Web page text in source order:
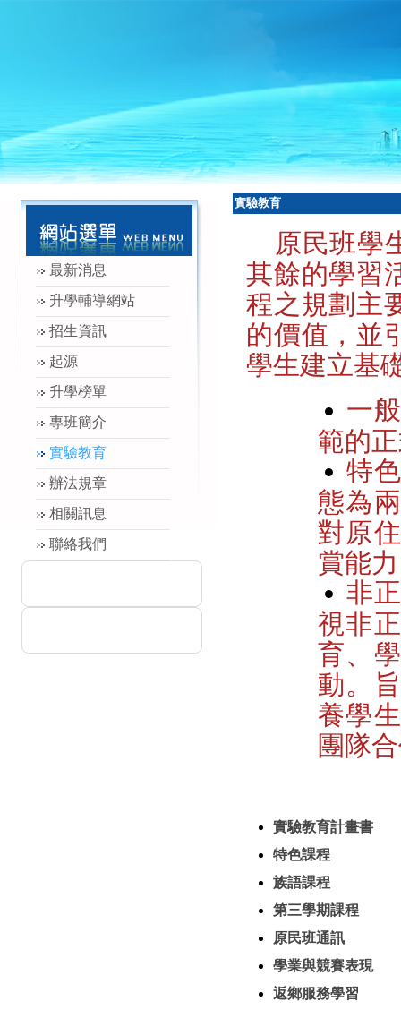
最新消息
升學輔導網站
招生資訊
起源
升學榜單
專班簡介
實驗教育
辦法規章
相關訊息
聯絡我們
實驗教育
原民班學
其餘的學習
程之規劃主
的價值，並
學生建立基
一
範的
特
態為
對原
賞能
非
視非
育、
動。
養學
團隊
實驗教育計畫書
特色課程
族語課程
第三學期課程
原民班通訊
學業與競賽表現
返鄉服務學習